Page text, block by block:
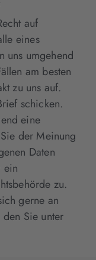
auf
eines
uns umgehend
am besten
zu uns auf.
schicken.
eine
der Meinung
Daten
ein
zu.
gerne an
den Sie unter